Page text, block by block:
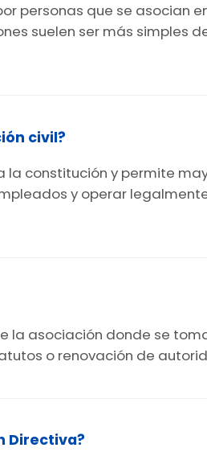
personas que se asocian
suelen ser más simples
civil?
la constitución y permite
y operar
la asociación donde se
o renovación de
Directiva?